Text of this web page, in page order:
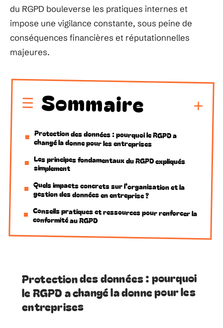
du RGPD bouleverse les pratiques internes et
impose une vigilance constante, sous peine de
conséquences financières et réputationnelles
majeures.
Sommaire
Protection des données : pourquoi le RGPD a
changé la donne pour les entreprises
Les principes fondamentaux du RGPD expliqués
simplement
Quels impacts concrets sur l’organisation et la
gestion des données en entreprise ?
Conseils pratiques et ressources pour renforcer la
conformité au RGPD
Protection des données : pourquoi
le RGPD a changé la donne pour les
entreprises